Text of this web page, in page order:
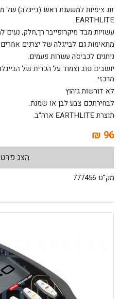
זוג ציפיות למשענת ראש (בייגלה) של
EARTHLITE
עשויות מבד מיקרופייבר רך,חלק, נעים
מתאימות גם לבייגלה של יצרנים אחרים
ניתנים לכביסה עשרות פעמים.
יושבים טוב וצמוד על הכרית של
מרכזי.
לא דורשות גיהוץ
לבחירתכם צבע לבן או שמנת.
תוצרת EARTHLITE ארה"ב.
96 ₪
הצג
מק"ט 777456